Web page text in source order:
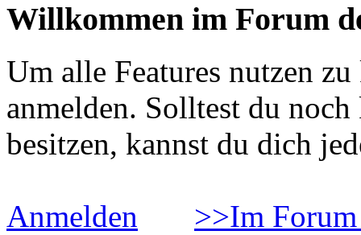
Willkommen im Forum
Um alle Features nutzen
anmelden. Solltest du
besitzen, kannst du dich
Anmelden >>Im